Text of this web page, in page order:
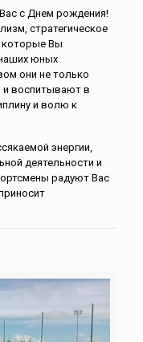
с Днем рождения!
стратегическое
которые Вы
юных
они не только
и воспитывают в
и волю к
энергии,
деятельности и
радуют Вас